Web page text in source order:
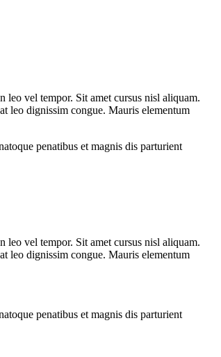
vel tempor. Sit amet cursus nisl aliquam.
leo dignissim congue. Mauris elementum
penatibus et magnis dis parturient
vel tempor. Sit amet cursus nisl aliquam.
leo dignissim congue. Mauris elementum
penatibus et magnis dis parturient